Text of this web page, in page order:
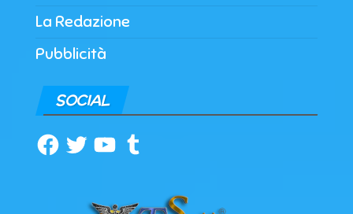
La Redazione
Pubblicità
SOCIAL
Facebook
TwitterYouTubeTumblr